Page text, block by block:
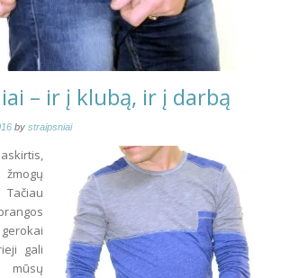
– ir į klubą, ir į darbą
by straipsniai
žmogų
gali